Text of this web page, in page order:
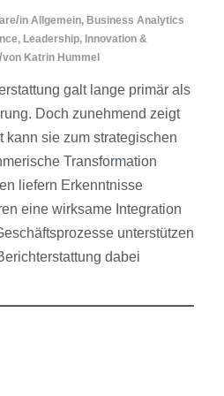
/in Allgemein, Business Analytics
, Leadership, Innovation &
von Katrin Hummel
galt lange primär als
Doch zunehmend zeigt
kann sie zum strategischen
Transformation
liefern Erkenntnisse
eine wirksame Integration
unterstützen
dabei